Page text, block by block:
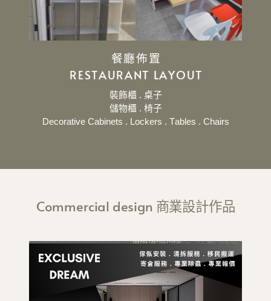
餐廳佈置
RESTAURANT LAYOUT
裝飾櫃 . 桌子
儲物櫃 . 椅子
Decorative Cabinets . Lockers . Tables . Chairs
Commercial design 商業設計作品